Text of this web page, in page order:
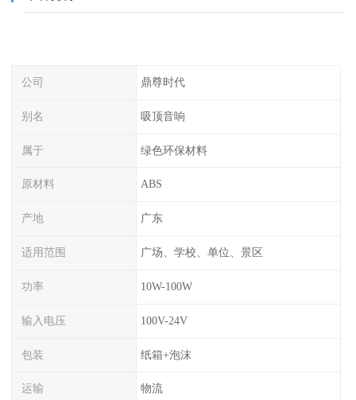
公司 鼎尊时代
别名 吸顶音响
属于 绿色环保材料
原材料 ABS
产地 广东
适用范围 广场、学校、单位、景区
功率 10W-100W
输入电压 100V-24V
包装 纸箱+泡沫
运输 物流